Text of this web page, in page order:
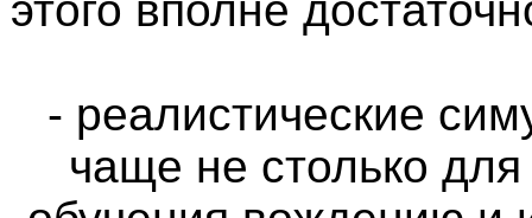
- реалистические
чаще не столько